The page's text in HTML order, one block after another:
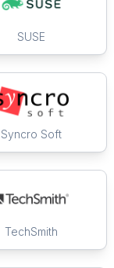
SUSE
Syncro Soft
TechSmith